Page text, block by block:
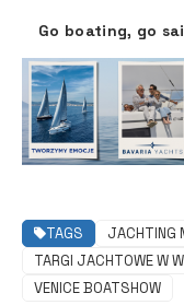
Go boating, go
TAGS
JACHTING
TARGI JACHTOWE W
VENICE BOATSHOW